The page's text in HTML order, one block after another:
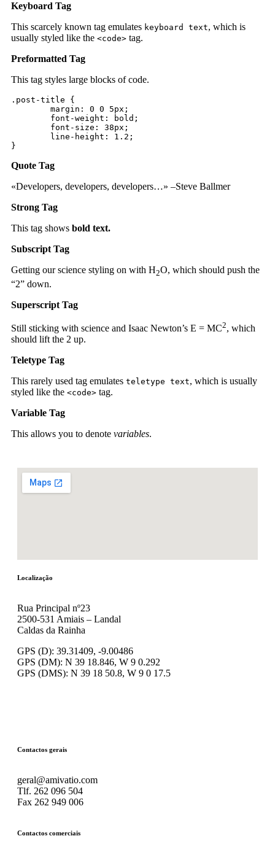
Keyboard Tag
This scarcely known tag emulates keyboard text, which is
usually styled like the <code> tag.
Preformatted Tag
This tag styles large blocks of code.
.post-title {
}
Quote Tag
Developers, developers, developers…
–Steve Ballmer
Strong Tag
This tag shows bold text.
Subscript Tag
Getting our science styling on with H2O, which should push the
“2” down.
Superscript Tag
Still sticking with science and Isaac Newton’s E = MC2, which
should lift the 2 up.
Teletype Tag
This rarely used tag emulates teletype text, which is usually
styled like the <code> tag.
Variable Tag
This allows you to denote variables.
Localização
Rua Principal nº23
2500-531 Amiais – Landal
Caldas da Rainha
GPS (D): 39.31409, -9.00486
GPS (DM): N 39 18.846, W 9 0.292
GPS (DMS): N 39 18 50.8, W 9 0 17.5
Contactos gerais
geral@amivatio.com
Tlf. 262 096 504
Fax 262 949 006
Contactos comerciais